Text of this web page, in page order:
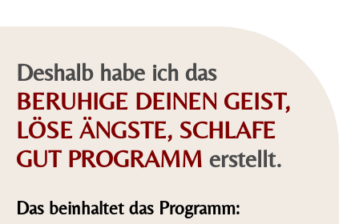
Deshalb habe ich das
BERUHIGE DEINEN GEIST,
LÖSE ÄNGSTE, SCHLAFE
GUT PROGRAMM erstellt.
Das beinhaltet das Programm: